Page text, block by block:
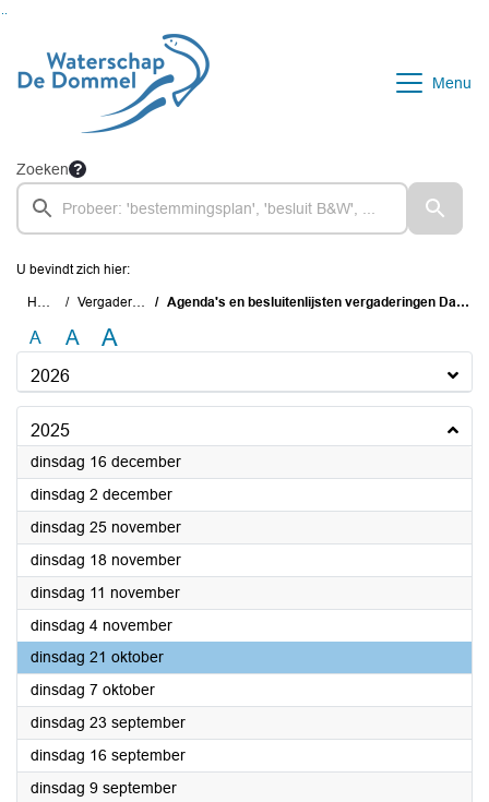
Menu
Zoeken
U bevindt zich hier:
Home Vergaderingen Agenda's en besluitenlijsten vergaderingen Dagelijks Bestuur
A A A
2026
2025
dinsdag 16 december2025
dinsdag 2 december2025
dinsdag 25 november2025
dinsdag 18 november2025
dinsdag 11 november2025
dinsdag 4 november2025
dinsdag 21 oktober2025
dinsdag 7 oktober2025
dinsdag 23 september2025
dinsdag 16 september2025
dinsdag 9 september2025